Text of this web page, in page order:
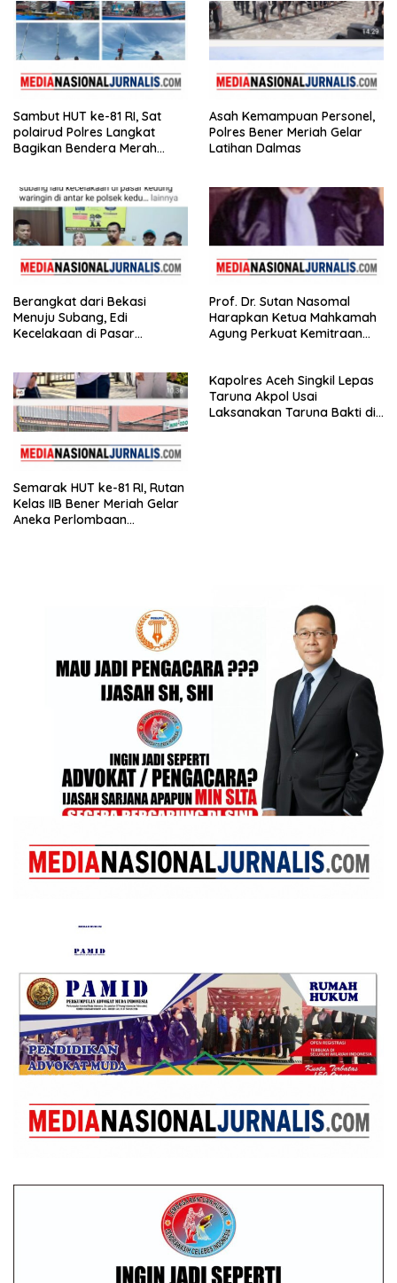
Sambut HUT ke-81 RI, Sat
polairud Polres Langkat
Bagikan Bendera Merah
Asah Kemampuan Personel,
Polres Bener Meriah Gelar
Latihan Dalmas
Berangkat dari Bekasi
Menuju Subang, Edi
Kecelakaan di Pasar
Nyawa Tidak
Prof. Dr. Sutan Nasomal
Harapkan Ketua Mahkamah
Agung Perkuat Kemitraan
Semarak HUT ke-81 RI, Rutan
Kelas IIB Bener Meriah Gelar
Aneka Perlombaan
Kapolres Aceh Singkil Lepas
Taruna Akpol Usai
Laksanakan Taruna Bakti di